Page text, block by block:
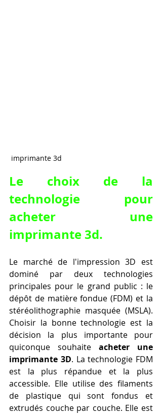
imprimante 3d
Le choix de la
technologie pour
acheter une
imprimante 3d.
Le marché de l'impression 3D est
dominé par deux technologies
principales pour le grand public : le
dépôt de matière fondue (FDM) et la
stéréolithographie masquée (MSLA).
Choisir la bonne technologie est la
décision la plus importante pour
quiconque souhaite acheter une
imprimante 3D. La technologie FDM
est la plus répandue et la plus
accessible. Elle utilise des filaments
de plastique qui sont fondus et
extrudés couche par couche. Elle est